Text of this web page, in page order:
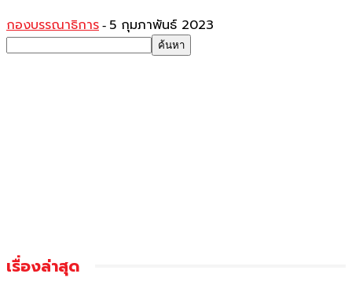
กองบรรณาธิการ - 5 กุมภาพันธ์ 2023
เรื่องล่าสุด